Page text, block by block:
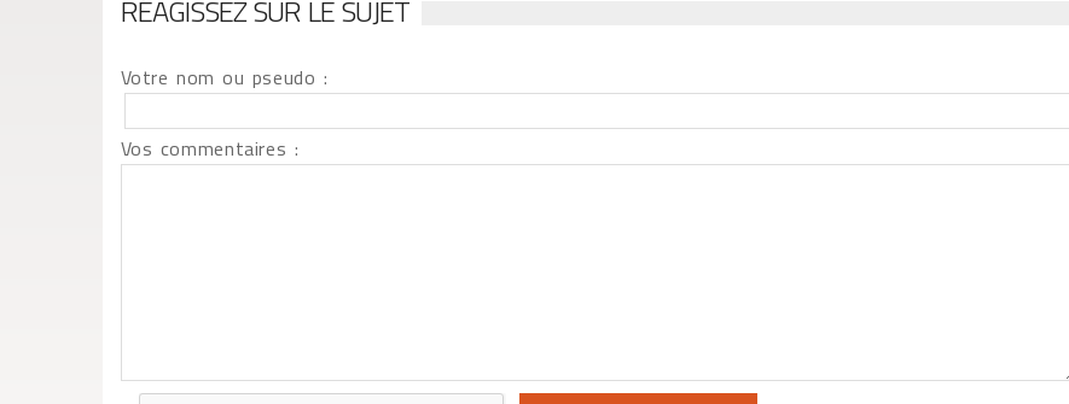
RÉAGISSEZ SUR LE SUJET
Votre nom ou pseudo :
Vos commentaires :